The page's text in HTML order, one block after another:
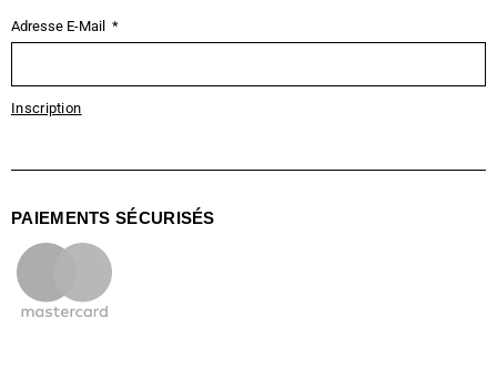
Adresse E-Mail
Inscription
PAIEMENTS SÉCURISÉS